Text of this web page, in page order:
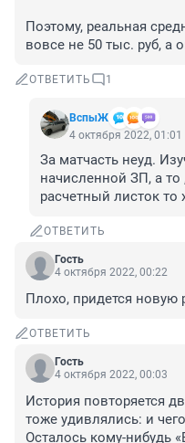
Поэтому, реальная
вовсе не 50 тыс. руб, а
ОТВЕТИТЬ 1
ВспыЖ
4 октября 2022, 01:01
За матчасть неуд.
начисленной ЗП, а
расчетный листок то
ОТВЕТИТЬ
Гость
4 октября 2022, 00:22
Плохо, придется новую
ОТВЕТИТЬ
Гость
4 октября 2022, 00:03
История повторяется
тоже удивлялись: и
Осталось кому-нибудь